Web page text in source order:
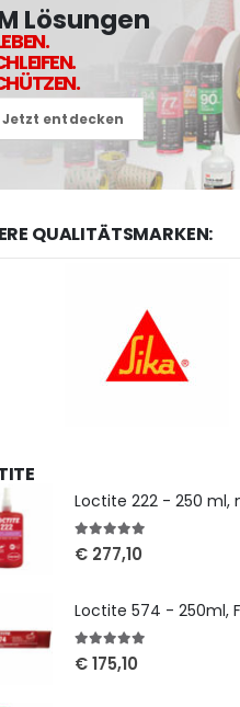
Lösungen
Jetzt entdecken
QUALITÄTSMARKEN:
5out of 5
€ 277,10
5out of 5
€175,10